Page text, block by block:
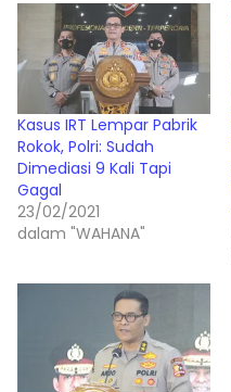
Kasus IRT Lempar Pabrik
Rokok, Polri: Sudah
Dimediasi 9 Kali Tapi
Gagal
23/02/2021
dalam "WAHANA"